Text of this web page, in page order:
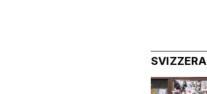
SVIZZERA